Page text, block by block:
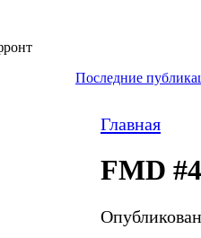
Последние
Главная
FMD